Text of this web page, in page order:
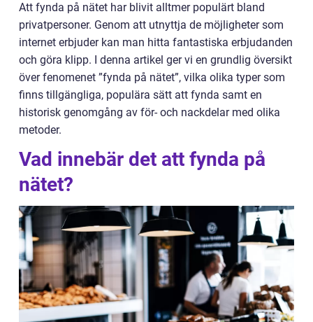
Att fynda på nätet har blivit alltmer populärt bland
privatpersoner. Genom att utnyttja de möjligheter som
internet erbjuder kan man hitta fantastiska erbjudanden
och göra klipp. I denna artikel ger vi en grundlig översikt
över fenomenet ”fynda på nätet”, vilka olika typer som
finns tillgängliga, populära sätt att fynda samt en
historisk genomgång av för- och nackdelar med olika
metoder.
Vad innebär det att fynda på
nätet?